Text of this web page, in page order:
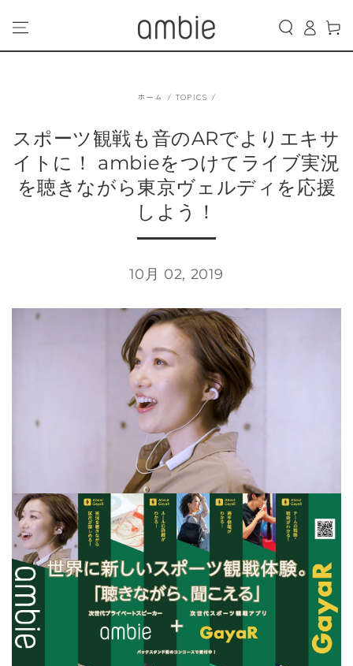
プする
イ
ー
ト
ホーム / TOPICS /
スポーツ観戦も音のARでよりエキサ
イトに！ ambieをつけてライブ実況
を聴きながら東京ヴェルディを応援
しよう！
10月 02, 2019